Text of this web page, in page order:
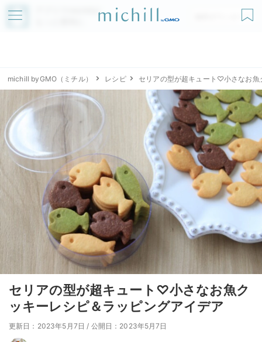
アプリでmichillが
無料ダウンロード
michill byGMO（ミチル） レシピ セリアの型が超キュート♡小さなお
セリアの型が超キュート♡小さなお魚ク
ッキーレシピ＆ラッピングアイデア
更新日：2023年5月7日 / 公開日：2023年5月7日